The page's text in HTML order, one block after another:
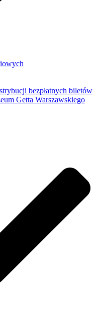
bezpłatnych biletów
Getta Warszawskiego